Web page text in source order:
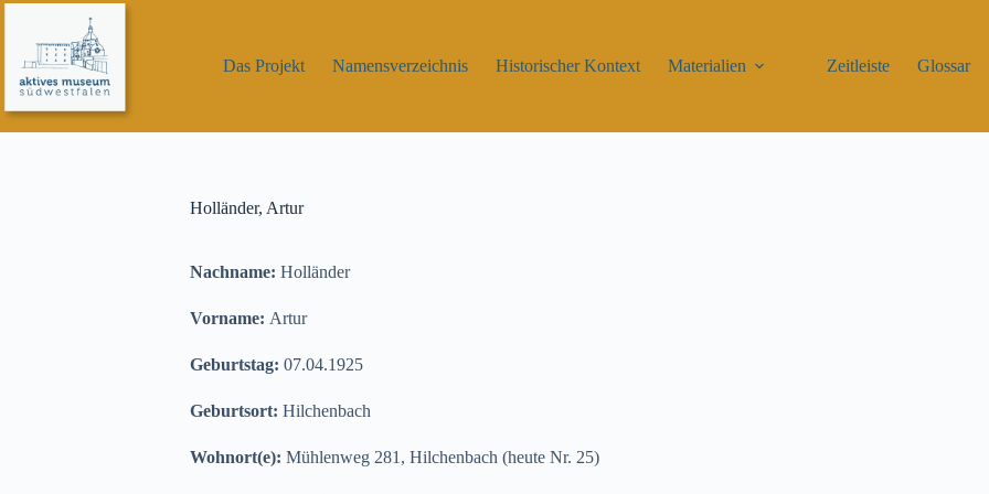
Zum
springen
Das Projekt
Namensverzeichnis Historischer Kontext Materialien Zeitleiste Glossar
Holländer, Artur
Nachname: Holländer
Vorname: Artur
Geburtstag: 07.04.1925
Geburtsort: Hilchenbach
Wohnort(e): Mühlenweg 281, Hilchenbach (heute Nr. 25)